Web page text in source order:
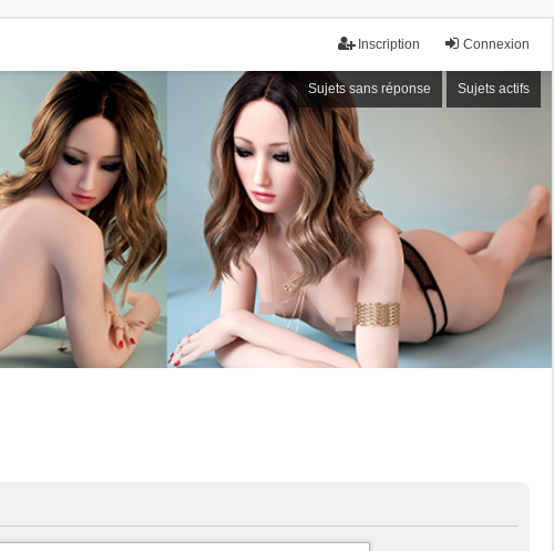
Connexion
Inscription
Sujets sans réponse Sujets actifs